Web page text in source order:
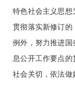
特色社会主义思想
贯彻落实新修订的
例外，努力推进国
息公开工作要点
社会关切，依法